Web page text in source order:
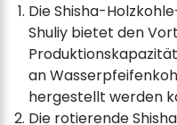
Die Shisha-
Shuliy bietet den
an
hergestellt werden
Die rotierende